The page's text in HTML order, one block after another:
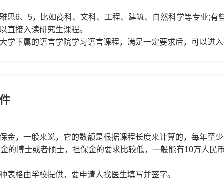
思6、5，比如商科、文科、工程、建筑、自然科学等专业;有
直接入读研究生课程。
学下属的语言学院学习语言课程，满足一定要求后，可以进入
金，一般来说，它的数额是根据课程长度来计算的，每年至
的博士或者硕士，担保金的要求比较低，一般能有10万人民
表格由学校提供，要申请人找医生填写并签字。